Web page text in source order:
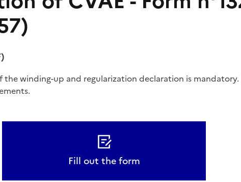
winding-up and regularization declaration is mandatory.
Fill out the form